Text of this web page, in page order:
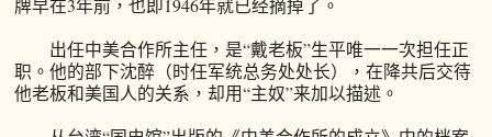
牌早在3年前，也即1946年就已经摘掉了。
出任中美合作所主任，是“戴老板”生平唯一一次担任正
职。他的部下沈醉（时任军统总务处处长），在降共后交待
他老板和美国人的关系，却用“主奴”来加以描述。